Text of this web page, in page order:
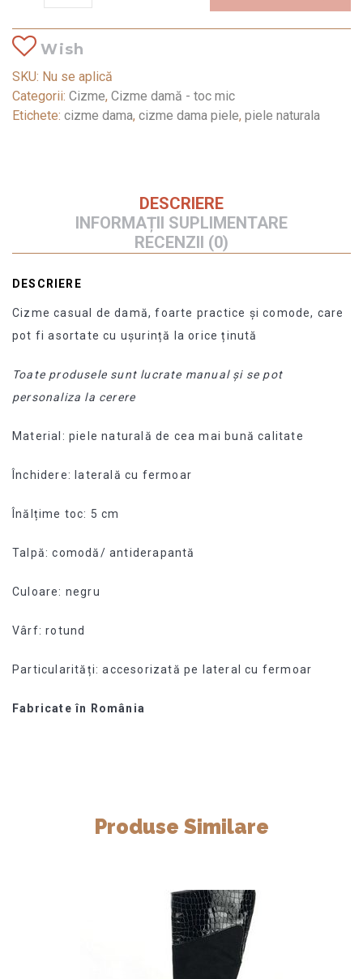
Wish
SKU: Nu se aplică
Categorii: Cizme, Cizme damă - toc mic
Etichete: cizme dama, cizme dama piele, piele naturala
DESCRIERE
INFORMAȚII SUPLIMENTARE
RECENZII (0)
DESCRIERE
Cizme casual de damă, foarte practice și comode, care
pot fi asortate cu ușurință la orice ținută
Toate produsele sunt lucrate manual și se pot
personaliza la cerere
Material: piele naturală de cea mai bună calitate
Închidere: laterală cu fermoar
Înălțime toc: 5 cm
Talpă: comodă/ antiderapantă
Culoare: negru
Vârf: rotund
Particularități: accesorizată pe lateral cu fermoar
Fabricate în România
Produse Similare